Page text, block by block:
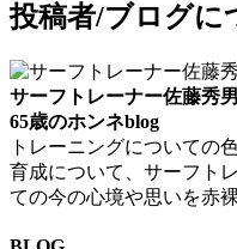
投稿者/ブログに
サーフトレーナー佐藤秀男
65歳のホンネblog
トレーニングについての
育成について、サーフト
ての今の心境や思いを赤